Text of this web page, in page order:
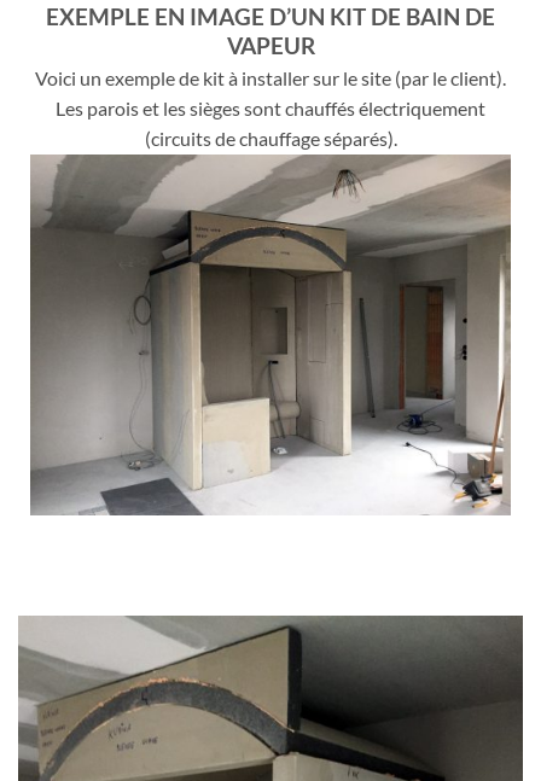
EXEMPLE EN IMAGE D’UN KIT DE BAIN DE
VAPEUR
Voici un exemple de kit à installer sur le site (par le client).
Les parois et les sièges sont chauffés électriquement
(circuits de chauffage séparés).